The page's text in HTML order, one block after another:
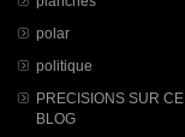
polar
politique
PRECISIONS SUR CE
BLOG